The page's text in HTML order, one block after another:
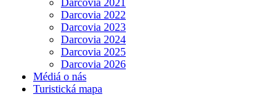
Darcovia 2021
Darcovia 2022
Darcovia 2023
Darcovia 2024
Darcovia 2025
Darcovia 2026
Médiá o nás
Turistická mapa